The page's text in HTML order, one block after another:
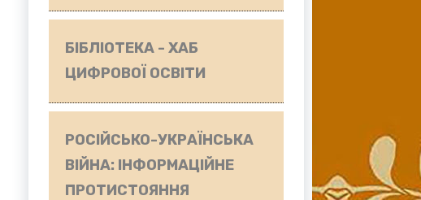
БІБЛІОТЕКА - ХАБ
ЦИФРОВОЇ ОСВІТИ
РОСІЙСЬКО-УКРАЇНСЬКА
ВІЙНА: ІНФОРМАЦІЙНЕ
ПРОТИСТОЯННЯ